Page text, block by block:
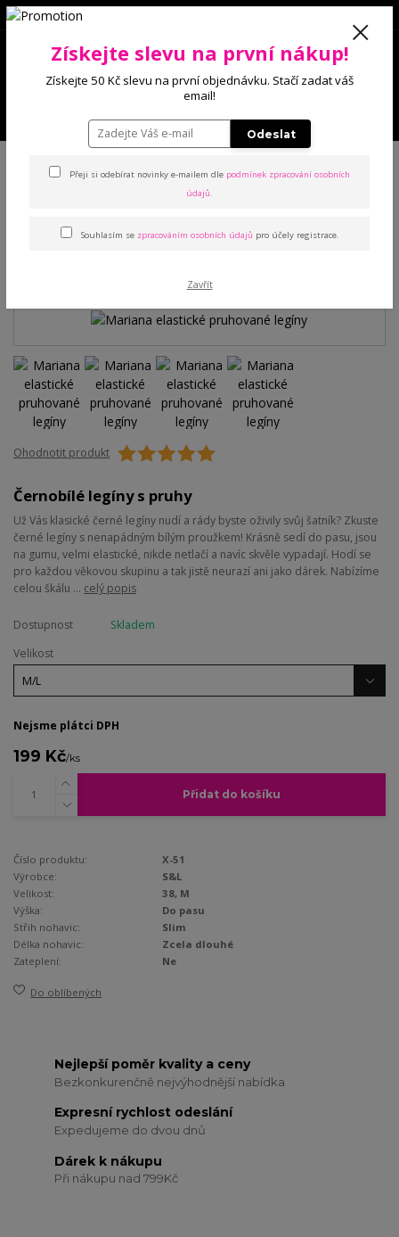
0 Kč
legíny
Ohodnotit produkt
Černobílé legíny s pruhy
Už Vás klasické černé legíny nudí a rády byste oživily svůj šatník? Zkuste
černé legíny s nenapádným bílým proužkem! Krásně sedí do pasu, jsou
na gumu, velmi elastické, nikde netlačí a navíc skvěle vypadají. Hodí se
pro každou věkovou skupinu a tak jistě neurazí ani jako dárek. Nabízíme
celou škálu ... celý popis
Dostupnost
Skladem
Velikost
Nejsme plátci DPH
199 Kč/ks
Přidat do košíku
Číslo produktu:
X-51
Výrobce:
S&L
Velikost:
38, M
Výška:
Do pasu
Střih nohavic:
Slim
Délka nohavic:
Zcela dlouhé
Zateplení:
Ne
Do oblíbených
Nejlepší poměr kvality a ceny
Bezkonkurenčně nejvýhodnější nabídka
Expresní rychlost odeslání
Expedujeme do dvou dnů
Dárek k nákupu
Při nákupu nad 799Kč
Získejte slevu na první nákup!
Získejte 50 Kč slevu na první objednávku. Stačí zadat váš
email!
Odeslat
Přeji si odebírat novinky e-mailem dle podmínek zpracování osobních
údajů.
Souhlasím se zpracováním osobních údajů pro účely registrace.
Zavřít